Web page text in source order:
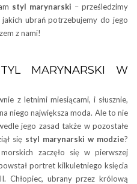
styl marynarski – prześledzimy
ubrań potrzebujemy do jego
z nami!
MARYNARSKI W
z letnimi miesiącami, i słusznie,
niego największa moda. Ale to nie
jego zasad także w pozostałe
się styl marynarski w modzie?
zaczęło się w pierwszej
portret kilkuletniego księcia
Chłopiec, ubrany przez królową